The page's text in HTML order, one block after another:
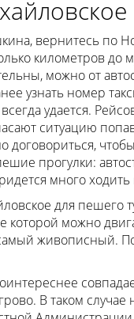
вернитесь по
километров до
можно от
узнать номер
удается.
ситуацию
договориться,
прогулки:
много
для пешего
которой можно
живописный.
В таком